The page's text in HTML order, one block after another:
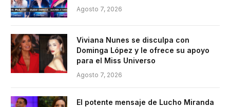
Agosto 7, 2026
Viviana Nunes se disculpa con
Dominga López y le ofrece su apoyo
para el Miss Universo
Agosto 7, 2026
El potente mensaje de Lucho Miranda